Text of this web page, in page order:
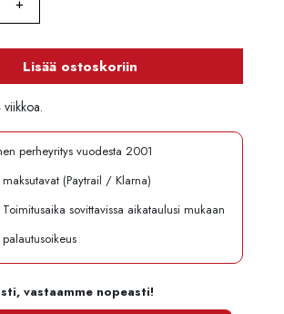
Lisää ostoskoriin
perheyritys vuodesta 2001
(Paytrail / Klarna)
sovittavissa aikataulusi mukaan
vastaamme nopeasti!